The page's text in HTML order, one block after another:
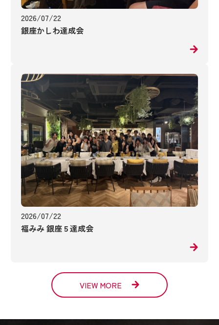
2026/07/22
銀座かしわ達成会
2026/07/22
福みみ 銀座５達成会
VIEW MORE